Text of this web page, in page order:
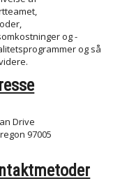
og -
og så
Drive
97005